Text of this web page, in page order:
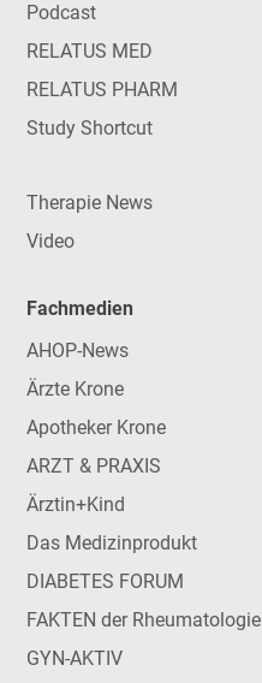
Podcast
RELATUS MED
RELATUS PHARM
Study Shortcut
Therapie News
Video
Fachmedien
AHOP-News
Ärzte Krone
Apotheker Krone
ARZT & PRAXIS
Ärztin+Kind
Das Medizinprodukt
DIABETES FORUM
FAKTEN der Rheumatologie
GYN-AKTIV